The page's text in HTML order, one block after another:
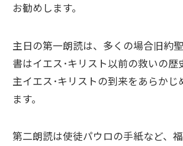
お勧めします。
主日の第一朗読は、多くの場合旧約
書はイエス･キリスト以前の救いの歴
主イエス･キリストの到来をあらかじ
ます。
第二朗読は使徒パウロの手紙など、